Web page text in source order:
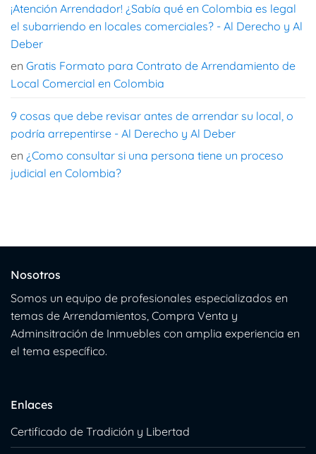
¡Atención Arrendador! ¿Sabía qué en Colombia es legal
el subarriendo en locales comerciales? - Al Derecho y Al
Deber
en Gratis Formato para Contrato de Arrendamiento de
Local Comercial en Colombia
9 cosas que debe revisar antes de arrendar su local, o
podría arrepentirse - Al Derecho y Al Deber
en ¿Como consultar si una persona tiene un proceso
judicial en Colombia?
Nosotros
Somos un equipo de profesionales especializados en
temas de Arrendamientos, Compra Venta y
Adminsitración de Inmuebles con amplia experiencia en
el tema específico.
Enlaces
Certificado de Tradición y Libertad